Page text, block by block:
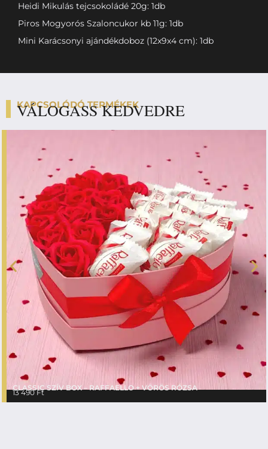
Heidi Mikulás tejcsokoládé 20g: 1db
Piros Mogyorós Szaloncukor kb 11g: 1db
Mini Karácsonyi ajándékdoboz (12x9x4 cm): 1db
KAPCSOLÓDÓ TERMÉKEK
VÁLOGASS KEDVEDRE
CLASSIC SZÍV BOX – RAFFAELLO + VÖRÖS RÓZSA
13 490Ft